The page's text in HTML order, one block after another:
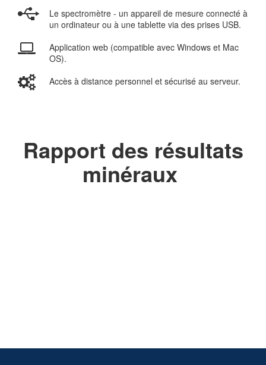
Le spectromètre - un appareil de mesure connecté à
un ordinateur ou à une tablette via des prises USB.
Application web (compatible avec Windows et Mac
OS).
Accès à distance personnel et sécurisé au serveur.
Rapport des résultats
minéraux